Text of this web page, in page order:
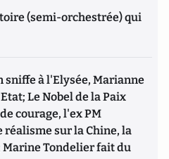
(semi-orchestrée) qui
sniffe à l'Elysée, Marianne
Le Nobel de la Paix
courage, l'ex PM
sur la Chine, la
Marine Tondelier fait du